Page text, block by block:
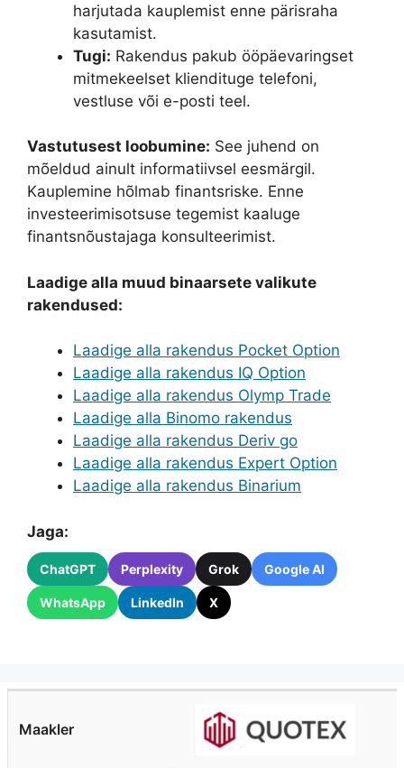
harjutada kauplemist enne pärisraha
kasutamist.
Tugi: Rakendus pakub ööpäevaringset
mitmekeelset kliendituge telefoni,
vestluse või e-posti teel.
Vastutusest loobumine: See juhend on
mõeldud ainult informatiivsel eesmärgil.
Kauplemine hõlmab finantsriske. Enne
investeerimisotsuse tegemist kaaluge
finantsnõustajaga konsulteerimist.
Laadige alla muud binaarsete valikute
rakendused:
Laadige alla rakendus Pocket Option
Laadige alla rakendus IQ Option
Laadige alla rakendus Olymp Trade
Laadige alla Binomo rakendus
Laadige alla rakendus Deriv go
Laadige alla rakendus Expert Option
Laadige alla rakendus Binarium
Jaga:
ChatGPT Perplexity Grok Google AI
WhatsApp LinkedIn X